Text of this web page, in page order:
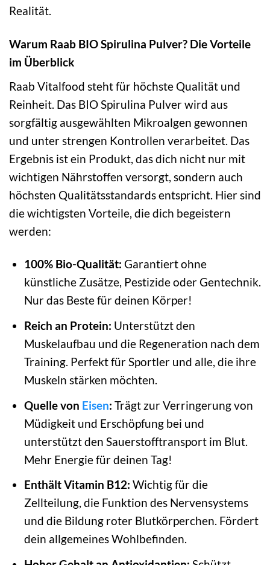
Realität.
Warum Raab BIO Spirulina Pulver? Die Vorteile
im Überblick
Raab Vitalfood steht für höchste Qualität und
Reinheit. Das BIO Spirulina Pulver wird aus
sorgfältig ausgewählten Mikroalgen gewonnen
und unter strengen Kontrollen verarbeitet. Das
Ergebnis ist ein Produkt, das dich nicht nur mit
wichtigen Nährstoffen versorgt, sondern auch
höchsten Qualitätsstandards entspricht. Hier sind
die wichtigsten Vorteile, die dich begeistern
werden:
100% Bio-Qualität: Garantiert ohne
künstliche Zusätze, Pestizide oder Gentechnik.
Nur das Beste für deinen Körper!
Reich an Protein: Unterstützt den
Muskelaufbau und die Regeneration nach dem
Training. Perfekt für Sportler und alle, die ihre
Muskeln stärken möchten.
Quelle von Eisen: Trägt zur Verringerung von
Müdigkeit und Erschöpfung bei und
unterstützt den Sauerstofftransport im Blut.
Mehr Energie für deinen Tag!
Enthält Vitamin B12: Wichtig für die
Zellteilung, die Funktion des Nervensystems
und die Bildung roter Blutkörperchen. Fördert
dein allgemeines Wohlbefinden.